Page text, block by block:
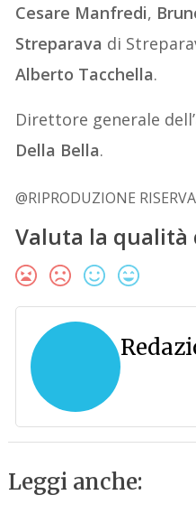
Cesare Manfredi,
Streparava di
Alberto Tacchella.
Direttore generale
Della Bella.
@RIPRODUZIONE
Valuta la qualità
Leggi anche: